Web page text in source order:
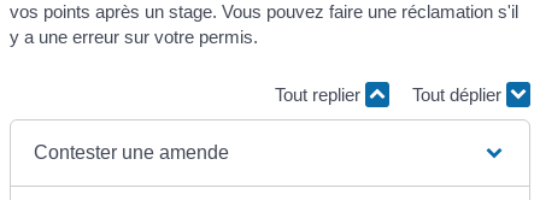
vos points après un stage. Vous pouvez faire une réclamation s'il
y a une erreur sur votre permis.
Tout replier Tout déplier
Contester une amende